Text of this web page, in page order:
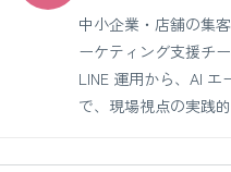
中小企業・店舗の集
ーケティング支援チ
LINE 運用から、AI
で、現場視点の実践